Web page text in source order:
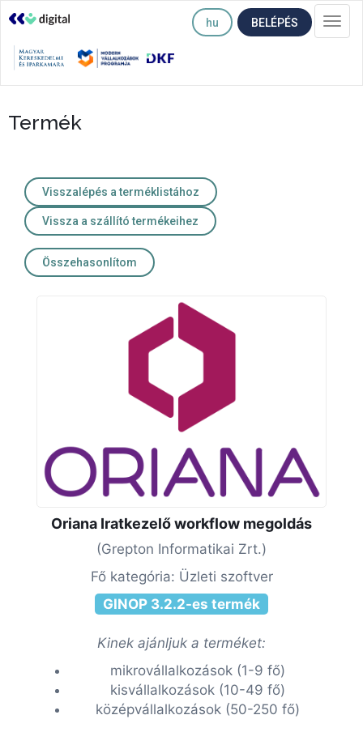
hu BELÉPÉS
Termék
Visszalépés a terméklistához
Vissza a szállító termékeihez
Összehasonlítom
Oriana Iratkezelő workflow megoldás
(Grepton Informatikai Zrt.)
Fő kategória: Üzleti szoftver
GINOP 3.2.2-es termék
Kinek ajánljuk a terméket:
mikrovállalkozások (1-9 fő)
kisvállalkozások (10-49 fő)
középvállalkozások (50-250 fő)